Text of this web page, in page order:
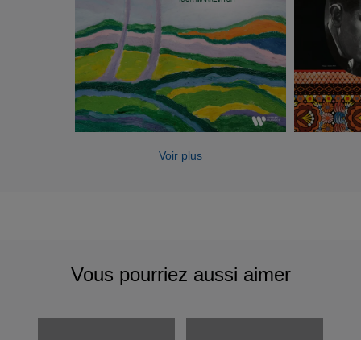
Voir plus
Vous pourriez aussi aimer